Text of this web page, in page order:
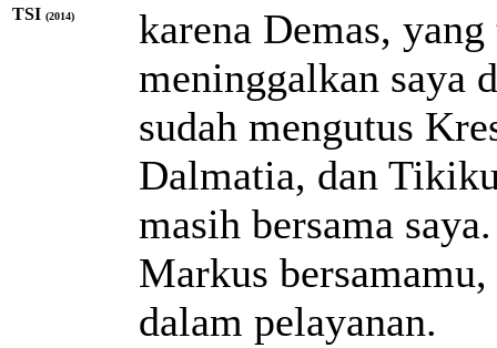
TSI (2014)
karena Demas,
meninggalkan saya
sudah mengutus
Dalmatia, dan
masih bersama
Markus
dalam pelayanan.